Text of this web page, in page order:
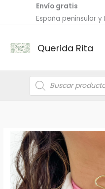
Envío gratis
España peninsular
Querida Rita
Búsqueda
de
productos
Choker
FLOR
cantidad